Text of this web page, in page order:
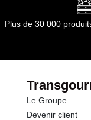
dont
dont Sucres
Fibres
Plus de 30 000
Le Groupe
Devenir client